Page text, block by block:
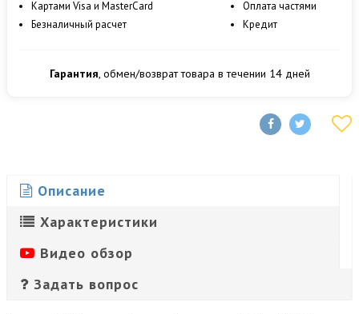
Картами Visa и MasterCard
Безналичный расчет
Оплата частями
Кредит
Гарантия, обмен/возврат товара в течении 14 дней
Описание
Характеристики
Видео обзор
Задать вопрос